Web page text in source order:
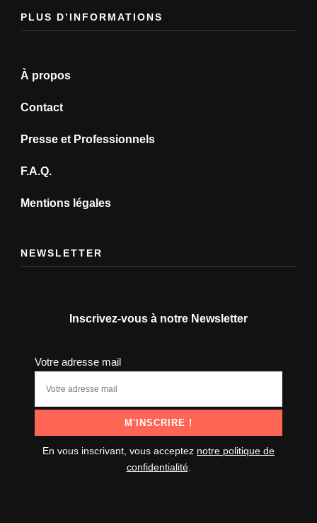
PLUS D’INFORMATIONS
À propos
Contact
Presse et Professionnels
F.A.Q.
Mentions légales
NEWSLETTER
Inscrivez-vous à notre Newsletter
Votre adresse mail
En vous inscrivant, vous acceptez notre politique de
confidentialité.